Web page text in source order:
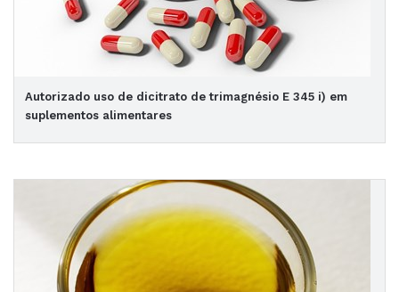
Autorizado uso de dicitrato de trimagnésio E 345 i) em
suplementos alimentares